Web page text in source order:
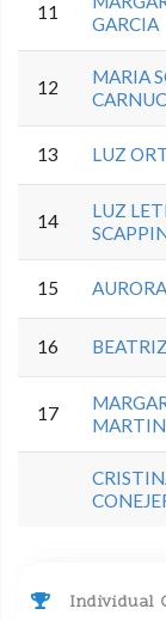
11
GARCIA
12
MARIA
13 LUZ
14
LUZ
15
16
17
MARTIN
Individual